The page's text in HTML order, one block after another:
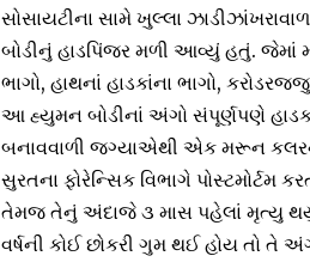
સોસાયટીના સામે ખુલ્લા
બોડીનું હાડપિંજર મળી આવ્યું હતું. જેમાં
ભાગો, હાથનાં હાડકાંના ભાગો,
આ હ્યુમન બોડીનાં અંગો સંપૂર્ણપણે
બનાવવાળી જગ્યાએથી એક મરૂન
સુરતના ફોરેન્સિક વિભાગે પોસ્ટમોર્ટમ
તેમજ તેનું અંદાજે ૩ માસ પહેલાં મૃત્યુ
વર્ષની કોઈ છોકરી ગુમ થઈ હોય તો તે